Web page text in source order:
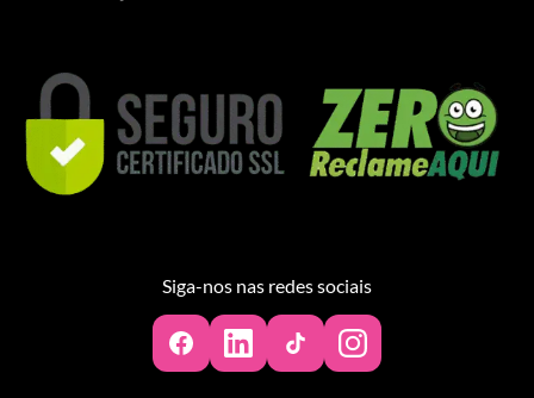
Siga-nos nas redes sociais